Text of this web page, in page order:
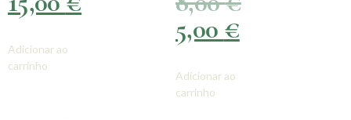
Adicionar ao
carrinho
5,00 €
Adicionar ao
carrinho